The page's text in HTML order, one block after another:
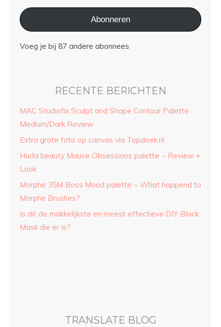
Abonneren
Voeg je bij 87 andere abonnees
RECENTE BERICHTEN
MAC Studiofix Sculpt and Shape Contour Palette
Medium/Dark Review
Extra grote foto op canvas via Topdoek.nl
Huda beauty Mauve Obsessions palette ~ Review +
Look
Morphe 35M Boss Mood palette ~ What happend to
Morphe Brushes?
Is dit de makkelijkste en meest effectieve DIY Black
Mask die er is?
TRANSLATE BLOG